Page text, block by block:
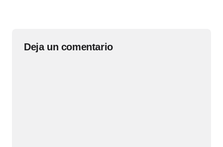
Deja un comentario